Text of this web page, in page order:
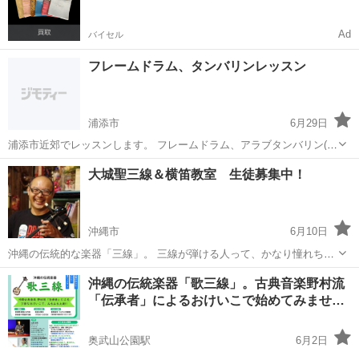
バイセル Ad
フレームドラム、タンバリンレッスン
浦添市
6月29日
浦添市近郊でレッスンします。 フレームドラム、アラブタンバリン(レ
ク)、タンバリン(皮付き)、ダラブッカに興味がある方がいらっしゃれ
ばご連絡ください。 マイナー楽器ですので、レッスン時に楽器の貸与
も致します。 ...
沖縄 浦添市 その他 タンバリン
大城聖三線＆横笛教室 生徒募集中！
沖縄市
6月10日
沖縄の伝統的な楽器「三線」。 三線が弾ける人って、かなり憧れちゃ
いますよね(*´艸`)❤ そして、三線に憧れる理由は、人それぞれ。 これ
から三線を始めてみたいあなたも、 すでに三線を弾けるあなたも、 何
か三...
沖縄 沖縄市 その他
沖縄の伝統楽器「歌三線」。古典音楽野村流
「伝承者」によるおけいこで始めてみませ…
奥武山公園駅
6月2日